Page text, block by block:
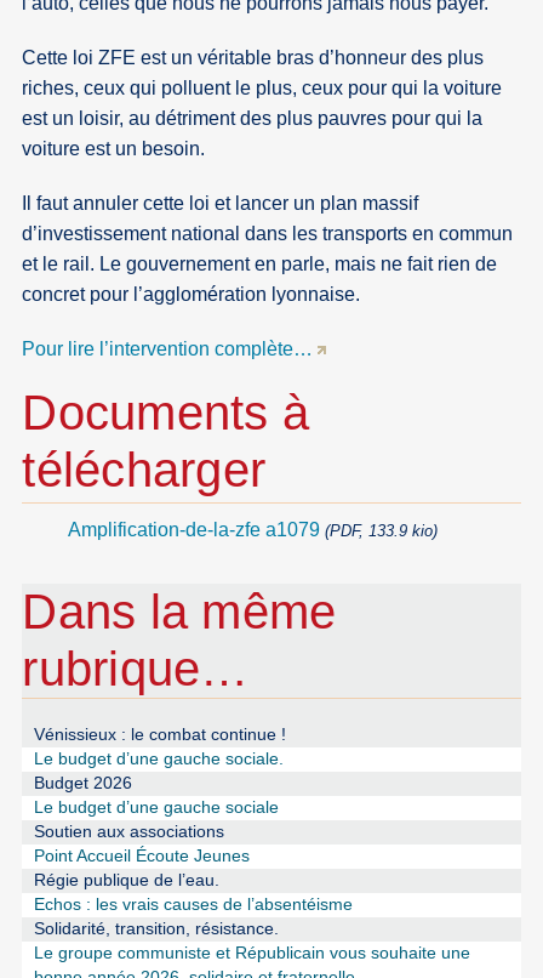
Cette loi ZFE est un véritable bras d’honneur des plus
riches, ceux qui polluent le plus, ceux pour qui la voiture
est un loisir, au détriment des plus pauvres pour qui la
voiture est un besoin.
Il faut annuler cette loi et lancer un plan massif
d’investissement national dans les transports en commun
et le rail. Le gouvernement en parle, mais ne fait rien de
concret pour l’agglomération lyonnaise.
Pour lire l’intervention complète…
Documents à
télécharger
Amplification-de-la-zfe a1079 (PDF, 133.9 kio)
Dans la même
rubrique…
Vénissieux : le combat continue !
Le budget d’une gauche sociale.
Budget 2026
Le budget d’une gauche sociale
Soutien aux associations
Point Accueil Écoute Jeunes
Régie publique de l’eau.
Echos : les vrais causes de l’absentéisme
Solidarité, transition, résistance.
Le groupe communiste et Républicain vous souhaite une